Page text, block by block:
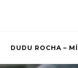
DUDU ROCHA –